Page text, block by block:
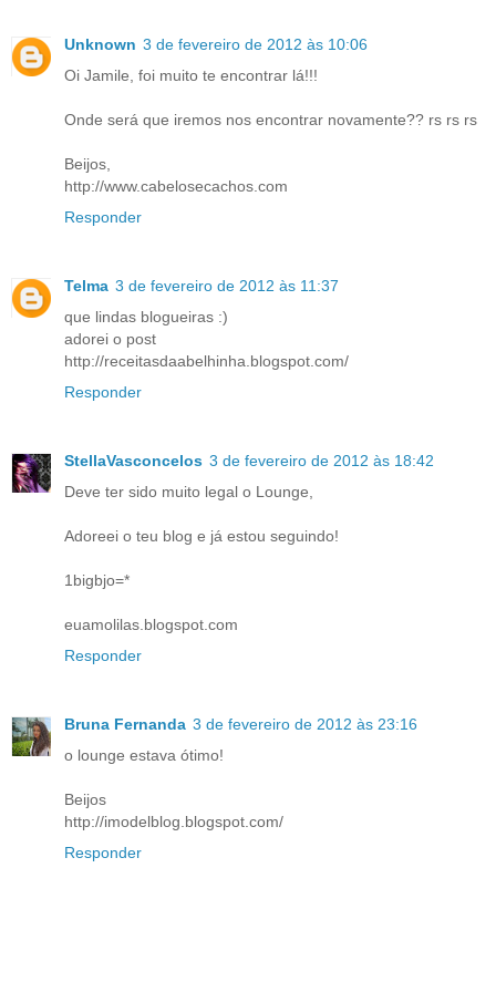
Unknown 3 de fevereiro de 2012 às 10:06
Oi Jamile, foi muito te encontrar lá!!!
Onde será que iremos nos encontrar novamente?? rs rs rs
Beijos,
http://www.cabelosecachos.com
Responder
Telma 3 de fevereiro de 2012 às 11:37
que lindas blogueiras :)
adorei o post
http://receitasdaabelhinha.blogspot.com/
Responder
StellaVasconcelos 3 de fevereiro de 2012 às 18:42
Deve ter sido muito legal o Lounge,
Adoreei o teu blog e já estou seguindo!
1bigbjo=*
euamolilas.blogspot.com
Responder
Bruna Fernanda 3 de fevereiro de 2012 às 23:16
o lounge estava ótimo!
Beijos
http://imodelblog.blogspot.com/
Responder